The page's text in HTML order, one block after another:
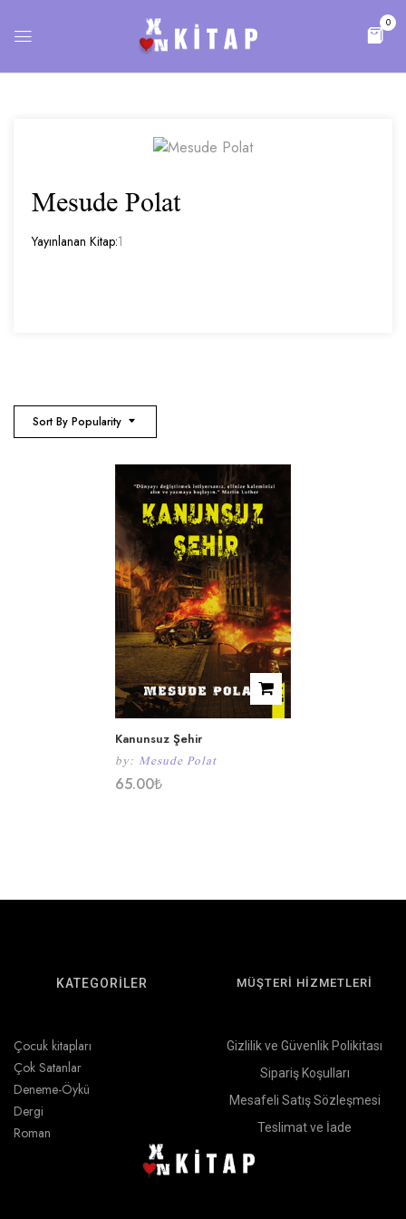
0
Mesude Polat
Yayınlanan Kitap:1
Sort By Popularity
Kanunsuz Şehir
by: Mesude Polat
65.00₺
KATEGORİLER
Çocuk kitapları
Çok Satanlar
Deneme-Öykü
Dergi
Roman
MÜŞTERİ HİZMETLERİ
Gizlilik ve Güvenlik Polikitası
Sipariş Koşulları
Mesafeli Satış Sözleşmesi
Teslimat ve İade